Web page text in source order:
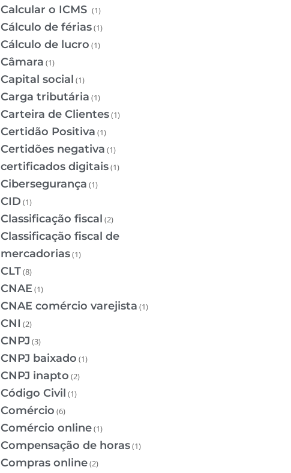
Calcular o ICMS (1)
Cálculo de férias(1)
Cálculo de lucro (1)
Câmara (1)
Capital social (1)
Carga tributária (1)
Carteira de Clientes(1)
Certidão Positiva (1)
Certidões negativa (1)
certificados digitais(1)
Cibersegurança (1)
CID (1)
Classificação fiscal (2)
Classificação fiscal de
mercadorias(1)
CLT(8)
CNAE(1)
CNAE comércio varejista (1)
CNI (2)
CNPJ (3)
CNPJ baixado (1)
CNPJ inapto (2)
Código Civil (1)
Comércio (6)
Comércio online(1)
Compensação de horas(1)
Compras online(2)